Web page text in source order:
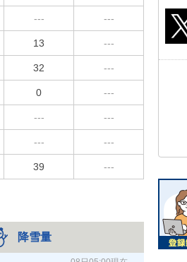
--- ---
13 ---
32 ---
0 ---
--- ---
--- ---
39 ---
降雪量